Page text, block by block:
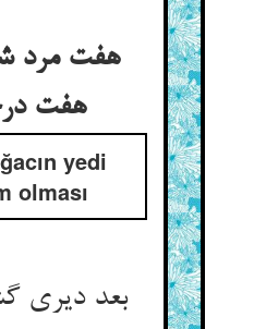
هفت مرد
هفت
yedi
olması
بعد دیری